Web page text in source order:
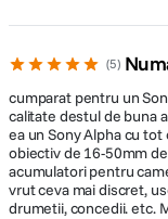
5
cumparat pentru un
calitate destul de buna
ea un Sony Alpha cu tot
obiectiv de 16-50mm
acumulatori pentru
vrut ceva mai discret,
drumetii, concedii. etc.